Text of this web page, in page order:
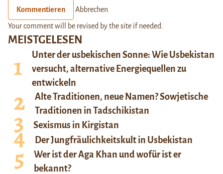
MEISTGELESEN
Unter der usbekischen Sonne: Wie Usbekistan
versucht, alternative Energiequellen zu
entwickeln
Alte Traditionen, neue Namen? Sowjetische
Traditionen in Tadschikistan
Sexismus in Kirgistan
Der Jungfräulichkeitskult in Usbekistan
Wer ist der Aga Khan und wofür ist er
bekannt?
Kommentieren Abbrechen
Your comment will be revised by the site if needed.